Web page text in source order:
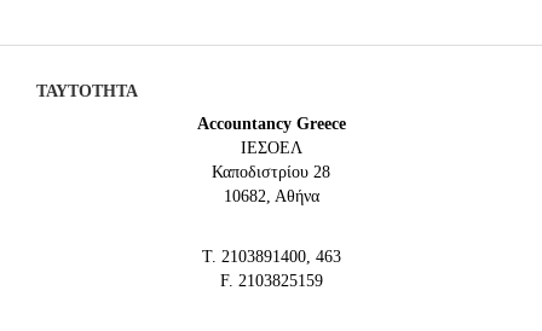
ΤΑΥΤΟΤΗΤΑ
Accountancy Greece
IEΣΟΕΛ
Καποδιστρίου 28
10682, Αθήνα
Τ. 2103891400, 463
F. 2103825159